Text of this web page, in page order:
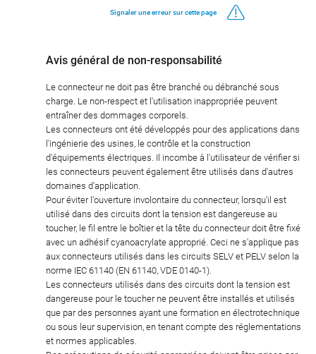
Signaler une erreur sur cette page
Avis général de non-responsabilité
Le connecteur ne doit pas être branché ou débranché sous
charge. Le non-respect et l'utilisation inappropriée peuvent
entraîner des dommages corporels.
Les connecteurs ont été développés pour des applications dans
l'ingénierie des usines, le contrôle et la construction
d'équipements électriques. Il incombe à l'utilisateur de vérifier si
les connecteurs peuvent également être utilisés dans d'autres
domaines d'application.
Pour éviter l'ouverture involontaire du connecteur, lorsqu'il est
utilisé dans des circuits dont la tension est dangereuse au
toucher, le fil entre le boîtier et la tête du connecteur doit être fixé
avec un adhésif cyanoacrylate approprié. Ceci ne s'applique pas
aux connecteurs utilisés dans les circuits SELV et PELV selon la
norme IEC 61140 (EN 61140, VDE 0140-1).
Les connecteurs utilisés dans des circuits dont la tension est
dangereuse pour le toucher ne peuvent être installés et utilisés
que par des personnes ayant une formation en électrotechnique
ou sous leur supervision, en tenant compte des réglementations
et normes applicables.